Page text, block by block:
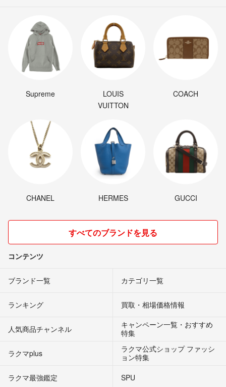
Supreme
LOUIS
VUITTON
COACH
CHANEL HERMES GUCCI
すべてのブランドを見る
コンテンツ
ブランド一覧 カテゴリ一覧
ランキング 買取・相場価格情報
人気商品チャンネル
キャンペーン一覧・おすすめ
特集
ラクマplus
ラクマ公式ショップ ファッシ
ョン特集
ラクマ最強鑑定
SPU